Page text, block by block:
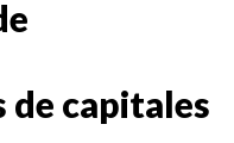
capitales